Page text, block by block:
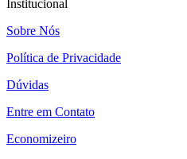
Institucional
Sobre Nós
Política de Privacidade
Dúvidas
Entre em Contato
Economizeiro